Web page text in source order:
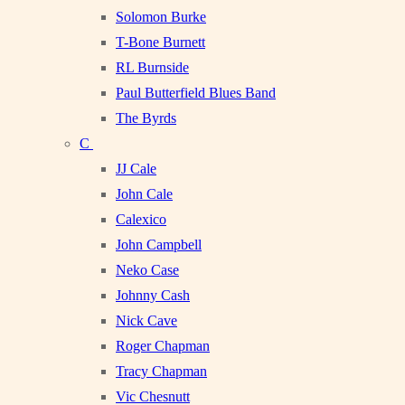
Solomon Burke
T-Bone Burnett
RL Burnside
Paul Butterfield Blues Band
The Byrds
C
JJ Cale
John Cale
Calexico
John Campbell
Neko Case
Johnny Cash
Nick Cave
Roger Chapman
Tracy Chapman
Vic Chesnutt